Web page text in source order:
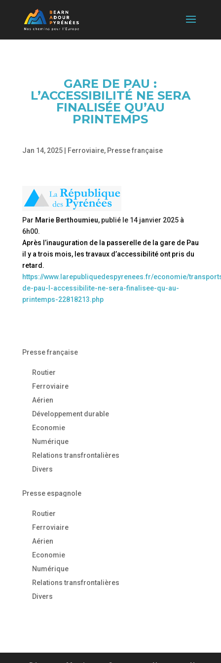
GARE DE PAU :
L’ACCESSIBILITÉ NE SERA
FINALISÉE QU’AU
PRINTEMPS
Jan 14, 2025| Ferroviaire, Presse française
Par Marie Berthoumieu, publié le 14 janvier 2025 à
6h00.
Après l’inauguration de la passerelle de la gare de Pau
il y a trois mois, les travaux d’accessibilité ont pris du
retard.
https://www.larepubliquedespyrenees.fr/economie/
de-pau-l-accessibilite-ne-sera-finalisee-qu-au-
printemps-22818213.php
Presse française
Routier
Ferroviaire
Aérien
Développement durable
Economie
Numérique
Relations transfrontalières
Divers
Presse espagnole
Routier
Ferroviaire
Aérien
Economie
Numérique
Relations transfrontalières
Divers